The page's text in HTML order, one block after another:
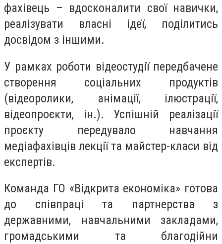
фахівець – вдосконалити свої навички,
реалізувати власні ідеї, поділитись
досвідом з іншими.
У рамках роботи відеостудії передбачене
створення соціальних продуктів
(відеоролики, анімації, ілюстрації,
відеопроєкти, ін.). Успішній реалізації
проєкту передувало навчання
медіафахівців лекції та майстер-класи від
експертів.
Команда ГО «Відкрита економіка» готова
до співпраці та партнерства з
державними, навчальними закладами,
громадськими та благодійни